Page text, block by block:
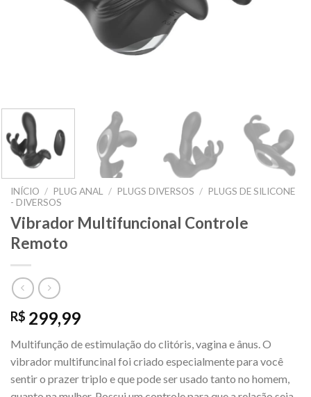
INÍCIO / PLUG ANAL / PLUGS DIVERSOS / PLUGS DE SILICONE
- DIVERSOS
Vibrador Multifuncional Controle
Remoto
R$ 299,99
Multifunção de estimulação do clitóris, vagina e ânus. O
vibrador multifuncinal foi criado especialmente para você
sentir o prazer triplo e que pode ser usado tanto no homem,